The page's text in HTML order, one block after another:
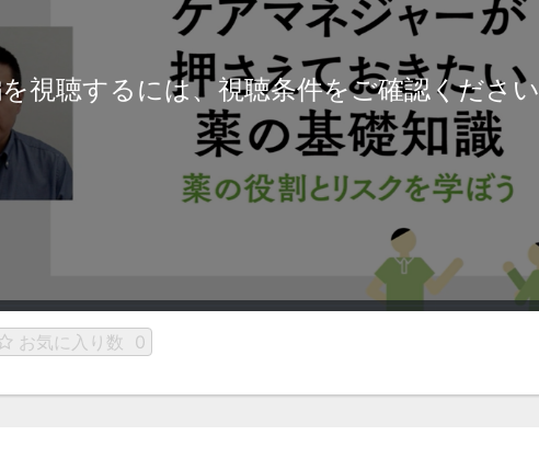
視聴するには、視聴条件をご確認ください
お気に入り数 0